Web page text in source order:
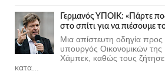
Γερμανός ΥΠΟΙΚ: «Πάρτε
στο σπίτι για να πιέσουμε
Μια απίστευτη οδηγία
υπουργός Οικονομικών της
Χάμπεκ, καθώς τους ζήτησε
κατα...